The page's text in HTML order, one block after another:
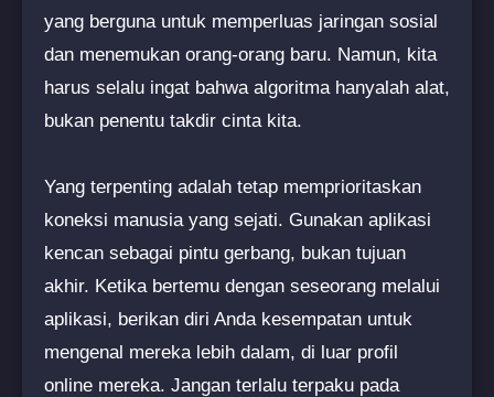
yang berguna untuk memperluas jaringan sosial
dan menemukan orang-orang baru. Namun, kita
harus selalu ingat bahwa algoritma hanyalah alat,
bukan penentu takdir cinta kita.
Yang terpenting adalah tetap memprioritaskan
koneksi manusia yang sejati. Gunakan aplikasi
kencan sebagai pintu gerbang, bukan tujuan
akhir. Ketika bertemu dengan seseorang melalui
aplikasi, berikan diri Anda kesempatan untuk
mengenal mereka lebih dalam, di luar profil
online mereka. Jangan terlalu terpaku pada